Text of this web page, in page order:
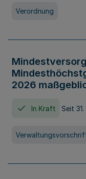
Verordnung
2026
In Kraft Seit